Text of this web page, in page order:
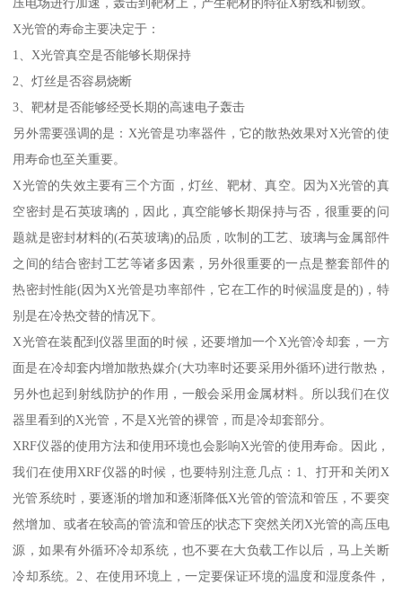
压电场进行加速，轰击到靶材上，产生靶材的特征X射线和韧致。
X光管的寿命主要决定于：
1、X光管真空是否能够长期保持
2、灯丝是否容易烧断
3、靶材是否能够经受长期的高速电子轰击
另外需要强调的是：X光管是功率器件，它的散热效果对X光管的使
用寿命也至关重要。
X光管的失效主要有三个方面，灯丝、靶材、真空。因为X光管的真
空密封是石英玻璃的，因此，真空能够长期保持与否，很重要的问
题就是密封材料的(石英玻璃)的品质，吹制的工艺、玻璃与金属部件
之间的结合密封工艺等诸多因素，另外很重要的一点是整套部件的
热密封性能(因为X光管是功率部件，它在工作的时候温度是的)，特
别是在冷热交替的情况下。
X光管在装配到仪器里面的时候，还要增加一个X光管冷却套，一方
面是在冷却套内增加散热媒介(大功率时还要采用外循环)进行散热，
另外也起到射线防护的作用，一般会采用金属材料。所以我们在仪
器里看到的X光管，不是X光管的裸管，而是冷却套部分。
XRF仪器的使用方法和使用环境也会影响X光管的使用寿命。因此，
我们在使用XRF仪器的时候，也要特别注意几点：1、打开和关闭X
光管系统时，要逐渐的增加和逐渐降低X光管的管流和管压，不要突
然增加、或者在较高的管流和管压的状态下突然关闭X光管的高压电
源，如果有外循环冷却系统，也不要在大负载工作以后，马上关断
冷却系统。2、在使用环境上，一定要保证环境的温度和湿度条件，